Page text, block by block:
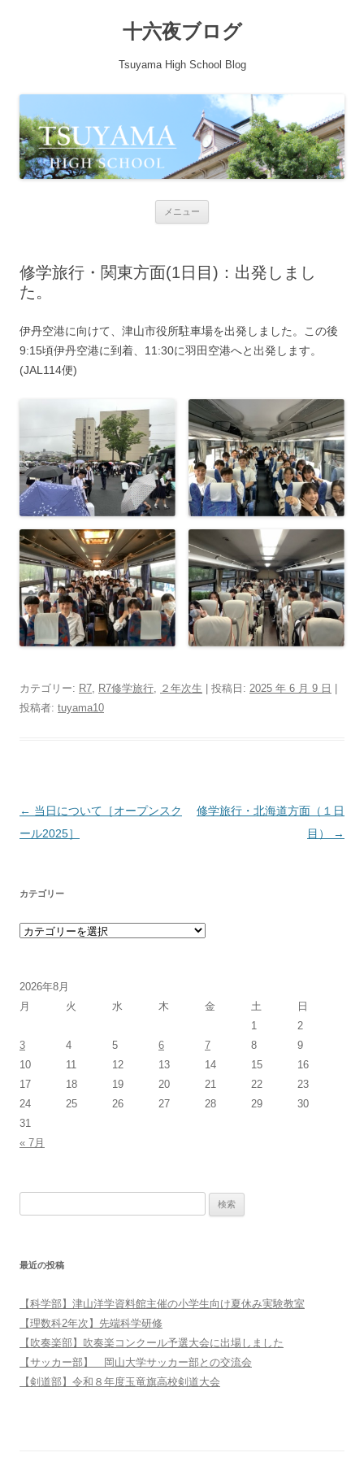
十六夜ブログ
Tsuyama High School Blog
メニュー
修学旅行・関東方面(1日目)：出発しまし
た。
伊丹空港に向けて、津山市役所駐車場を出発しました。この後
9:15頃伊丹空港に到着、11:30に羽田空港へと出発します。
(JAL114便)
カテゴリー: R7 R7修学旅行 ２年次生 | 投稿日: 2025 年 6 月 9 日
投稿者: tuyama10
投稿ナビゲーション
← 当日について［オープンスク
ール2025］
修学旅行・北海道方面（１日
目）
→
カテゴリー
カテゴリー
2026年8月
月
火 水 木 金 土 日
« 7月
1
2
3
4 5 6 7 8
9
10
11 12 13 14 15
16
17
18 19 20 21 22
23
24
25 26 27 28 29
30
31
最近の投稿
【科学部】津山洋学資料館主催の小学生向け夏休み実験教室
【理数科2年次】先端科学研修
【吹奏楽部】吹奏楽コンクール予選大会に出場しました
【サッカー部】 岡山大学サッカー部との交流会
【剣道部】令和８年度玉竜旗高校剣道大会